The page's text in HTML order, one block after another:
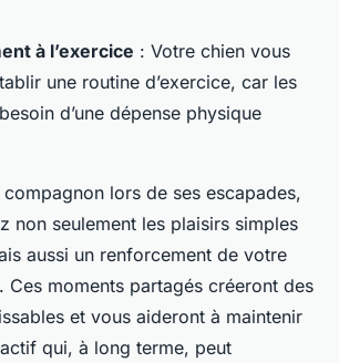
à l’exercice : Votre chien vous
une routine d’exercice, car les
d’une dépense physique
lors de ses escapades,
non seulement les plaisirs simples
aussi un renforcement de votre
. Ces moments partagés créeront des
et vous aideront à maintenir
qui, à long terme, peut